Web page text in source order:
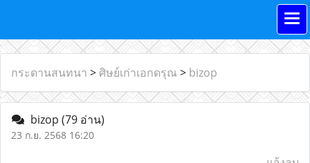
กระดานสนทนา > ศิษย์เก่าเอกดรุณ > bizop
bizop (79 อ่าน)
23 ก.ย. 2568 16:20